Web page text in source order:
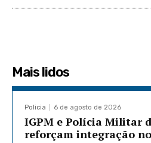
Mais lidos
Policia 6 de agosto de 2026
IGPM e Polícia Militar
reforçam integração